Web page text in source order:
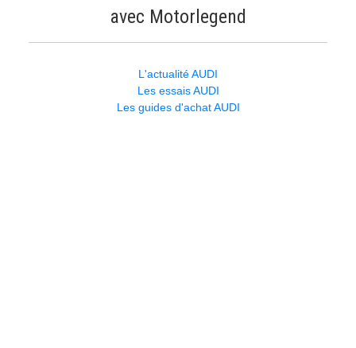
avec Motorlegend
L'actualité AUDI
Les essais AUDI
Les guides d'achat AUDI